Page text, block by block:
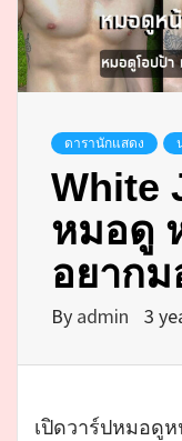
ดารานักแสดง
White
หมอดู
อยาก
By admin 3
เปิดวาร์ปหมอดู